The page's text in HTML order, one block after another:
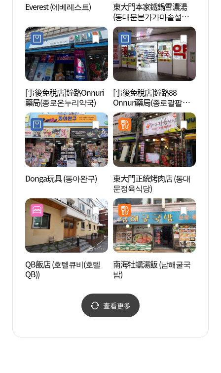
Everest (에베레스트)
東大門本家鐵鍋雪濃湯
(동대문본가가마솥설렁
탕)
[事後免稅店]鐘路Onnuri
藥局(종로온누리약국)
[事後免稅店]鐘路88
Onnuri藥局(종로팔팔온
누리약국)
Donga玩具 (동아완구)
東大門正統烤肉店 (동대
문정육식당)
QB飯店 (호텔큐비(호텔
QB))
南海牡蠣湯飯 (남해굴국
밥)
查看更多